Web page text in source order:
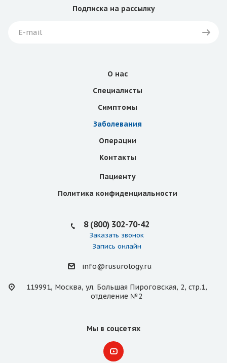
Подписка на рассылку
О нас
Специалисты
Симптомы
Заболевания
Операции
Контакты
Пациенту
Политика конфиденциальности
8 (800) 302-70-42
Заказать звонок
Запись онлайн
info@rusurology.ru
119991, Москва, ул. Большая Пироговская, 2, стр.1,
отделение №2
Мы в соцсетях